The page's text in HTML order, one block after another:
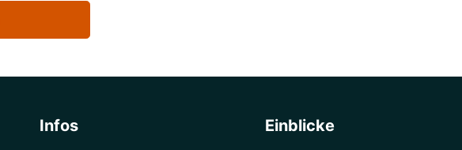
Infos Einblicke